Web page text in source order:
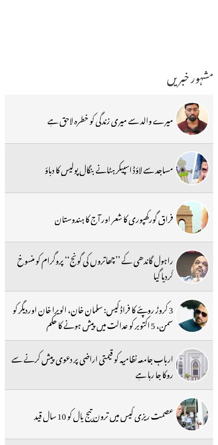
مشہور خبریں
میرے والد سے میری زندگی کو خطرہ لاحق ہے
مساجد سے لاؤڈ اسپیکر ہٹانے بنگال پولیس کا دباؤ
فراق گورکھپوری کا شعر اور آج کا ہندوستان
راہول گاندھی کے ’’چھاتروں کی گونج‘‘ پروگرام کو منسوخ
کردیا گیا
3 کروڑ روپئے کا فراڈ کیس: سلمان خان، الویرا خان اوردیگر کو
سمن، 5 اکتوبر کو عدالت میں پیش ہونے کا حکم
ارباب جامعہ نظامیہ کو قیمتی اراضی پر دعوی پیش کرنے سے
روکا جا رہا ہے
عصمت ریزی کیس میں ترون تیج پال کو 10 سال قید